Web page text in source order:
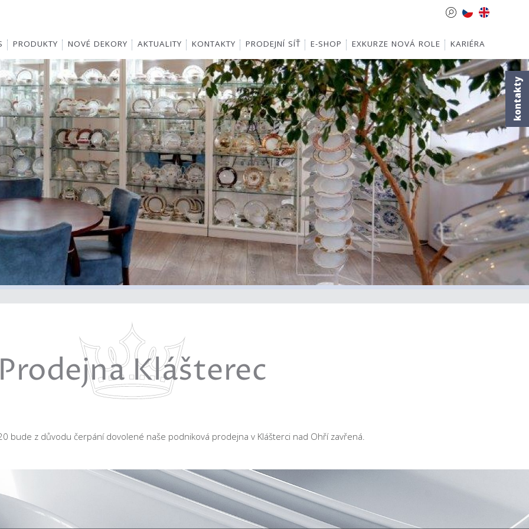
kontakty
PRODUKTY NOVÉ DEKORY AKTUALITY KONTAKTY PRODEJNÍ SÍŤ E-SHOP EXKURZE NOVÁ ROLE KARIÉRA
Klášterec
bude z důvodu čerpání dovolené naše podniková prodejna v Klášterci nad Ohří zavřená.